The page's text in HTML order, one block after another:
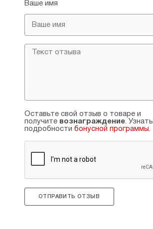
Ваше имя
Оставьте свой отзыв о товаре и
получите вознаграждение. Узнать
подробности бонусной программы.
ОТПРАВИТЬ ОТЗЫВ